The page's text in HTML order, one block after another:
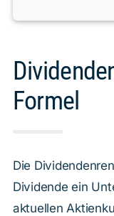
Formel
Die
Dividende ein
aktuellen